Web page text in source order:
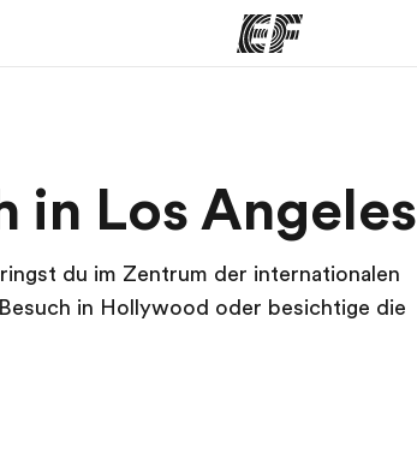
ansehen Büros in der Nähe
in Los Angeles
du im Zentrum der internationalen
in Hollywood oder besichtige die